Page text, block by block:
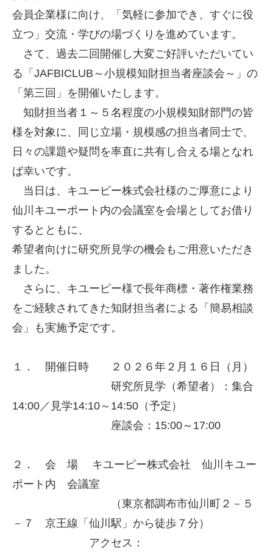
会員企業様に向け、「気軽に参加でき、すぐに役
立つ」交流・学びの場づくりを進めています。
さて、過去二回開催し大変ご好評いただいてい
る「JAFBICLUB～小規模知財担当者座談会～」の
「第三回」を開催いたします。
知財担当者１～５名程度の小規模知財部門の皆
様を対象に、同じ立場・規模感の担当者同士で、
日々の課題や疑問を率直に共有し合える場となれ
ば幸いです。
当日は、キユーピー株式会社様のご厚意により
仙川キユーポート内の会議室を会場としてお借り
するとともに、
希望者向けに研究所見学の機会もご用意いただき
ました。
さらに、キユーピー様で長年商標・著作権業務
をご経験されてきた知財担当者による「簡易相談
会」も実施予定です。
１． 開催日時 ２０２６年２月１６日（月）
研究所見学（希望者）：集合
14:00／見学14:10～14:50（予定）
座談会：15:00～17:00
２． 会 場 キユーピー株式会社 仙川キユー
ポート内 会議室
（東京都調布市仙川町２－５
－７ 京王線「仙川駅」から徒歩７分）
アクセス：